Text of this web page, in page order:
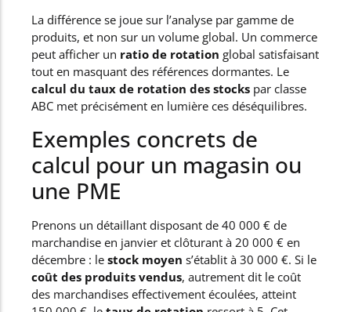
La différence se joue sur l’analyse par gamme de
produits, et non sur un volume global. Un commerce
peut afficher un ratio de rotation global satisfaisant
tout en masquant des références dormantes. Le
calcul du taux de rotation des stocks par classe
ABC met précisément en lumière ces déséquilibres.
Exemples concrets de
calcul pour un magasin ou
une PME
Prenons un détaillant disposant de 40 000 € de
marchandise en janvier et clôturant à 20 000 € en
décembre : le stock moyen s’établit à 30 000 €. Si le
coût des produits vendus, autrement dit le coût
des marchandises effectivement écoulées, atteint